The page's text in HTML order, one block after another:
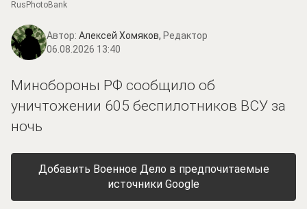
RusPhotoBank
Автор: Алексей Хомяков, Редактор
06.08.2026 13:40
Минобороны РФ сообщило об
уничтожении 605 беспилотников ВСУ за
ночь
Добавить Военное Дело в предпочитаемые
источники Google